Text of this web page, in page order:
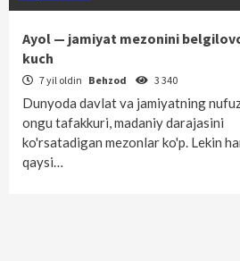
Ayol — jamiyat mezonini
kuch
7 yil oldin Behzod 3 340
Dunyoda davlat va jamiyatning
ongu tafakkuri, madaniy darajasini
ko'rsatadigan mezonlar ko'p. Lekin
qaysi…